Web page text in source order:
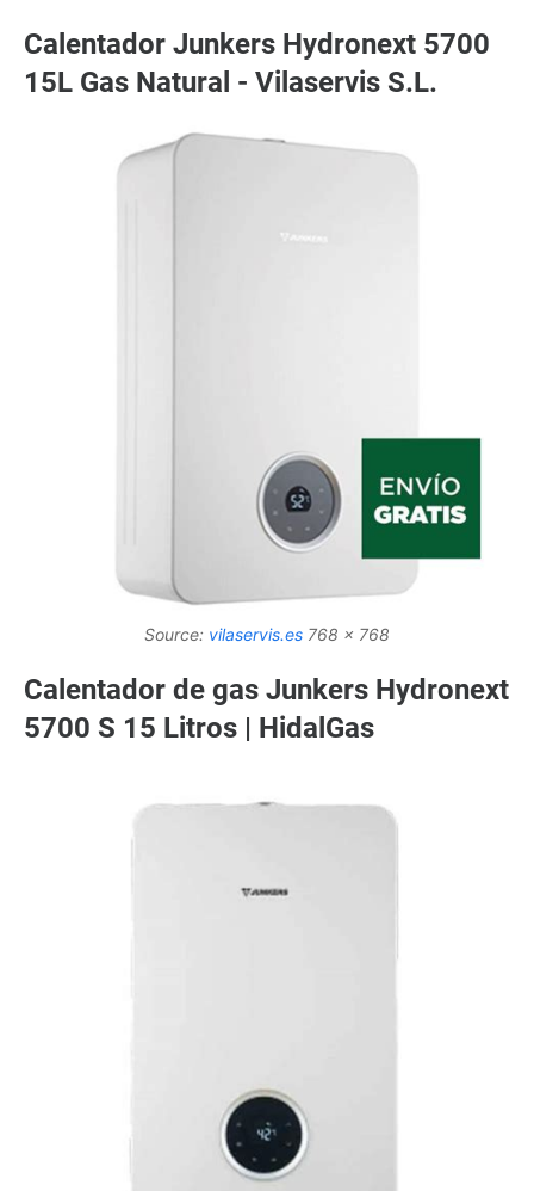
Calentador Junkers Hydronext 5700
15L Gas Natural - Vilaservis S.L.
Source: vilaservis.es 768 x 768
Calentador de gas Junkers Hydronext
5700 S 15 Litros | HidalGas